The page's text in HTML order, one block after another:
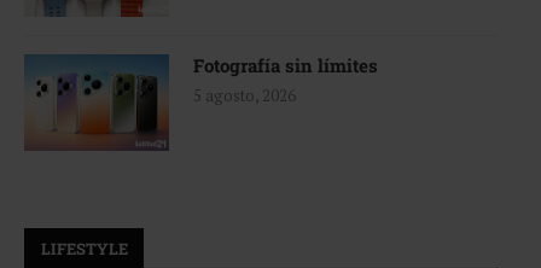
Fotografía sin límites
5 agosto, 2026
LIFESTYLE